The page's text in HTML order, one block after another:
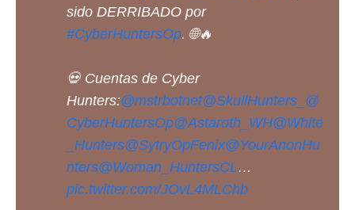
sido DERRIBADO por
#CyberHuntersOp. 🌐🔥
💀 Cuentas de Cyber
Hunters:@mstrbotnet@SkullHunters_ @
CyberHuntersOp@Astaroth_WH@White
_Hunters@SytryOpFenix@YourAnonHu
nters@Woman_HuntersCL…
pic.twitter.com/JOvL4MLChb